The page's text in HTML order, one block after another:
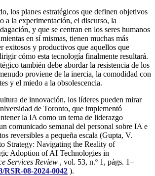
los planes estratégicos que definen objetivos
a la experimentación, el discurso, la
y que se centran en los seres humanos
en sí mismas, tienen muchas más
exitosos y productivos que aquellos que
cómo esta tecnología finalmente resultará.
también debe abordar la resistencia de los
proviene de la inercia, la comodidad con
y el miedo a la obsolescencia.
de innovación, los líderes pueden mirar
de Toronto, que implementó
la IA como un tema de liderazgo
comunicado semanal del personal sobre IA e
reversibles a pequeña escala (Gupta, V.
Strategy: Navigating the Reality of
Adoption of AI Technologies in
Services Review , vol. 53, n.º 1, págs. 1–
RSR-08-2024-0042 ).